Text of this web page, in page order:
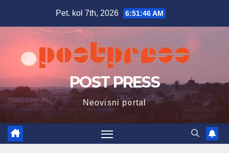
Pet. kol 7th, 2026 6:51:47 AM
POST PRESS
Neovisni portal